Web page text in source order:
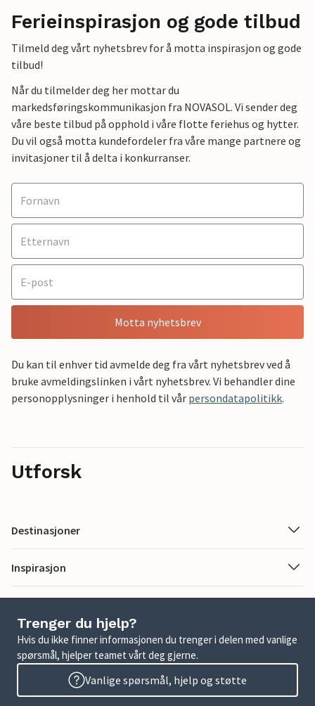
Ferieinspirasjon og gode tilbud
Tilmeld deg vårt nyhetsbrev for å motta inspirasjon og gode
tilbud!
Når du tilmelder deg her mottar du
markedsføringskommunikasjon fra NOVASOL. Vi sender deg
våre beste tilbud på opphold i våre flotte feriehus og hytter.
Du vil også motta kundefordeler fra våre mange partnere og
invitasjoner til å delta i konkurranser.
Motta nyhetsbrev
Du kan til enhver tid avmelde deg fra vårt nyhetsbrev ved å
bruke avmeldingslinken i vårt nyhetsbrev. Vi behandler dine
personopplysninger i henhold til vår persondatapolitikk.
Utforsk
Destinasjoner
Inspirasjon
Trenger du hjelp?
Hvis du ikke finner informasjonen du trenger i delen med vanlige
spørsmål, hjelper teamet vårt deg gjerne.
Vanlige spørsmål, hjelp og støtte